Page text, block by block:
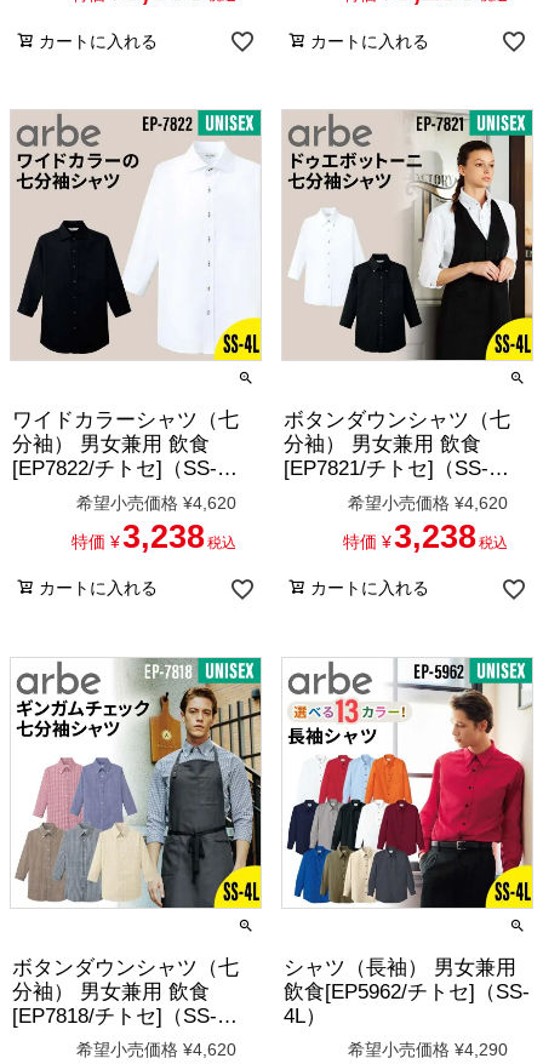
カートに入れる カートに入れる
ワイドカラーシャツ（七
分袖） 男女兼用 飲食
[EP7822/チトセ]（SS-
希望小売価格 ¥4,620
特価 ¥3,238税込
カートに入れる
ボタンダウンシャツ（七
分袖） 男女兼用 飲食
[EP7821/チトセ]（SS-
希望小売価格 ¥4,620
特価 ¥3,238税込
カートに入れる
ボタンダウンシャツ（七
分袖） 男女兼用 飲食
[EP7818/チトセ]（SS-
希望小売価格 ¥4,620
シャツ（長袖） 男女兼用
飲食[EP5962/チトセ]（SS-
4L）
希望小売価格 ¥4,290